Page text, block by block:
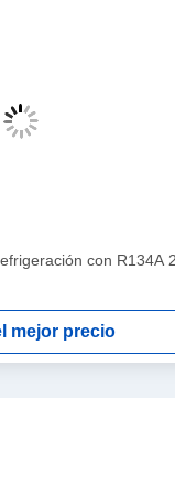
con R134A
mejor precio